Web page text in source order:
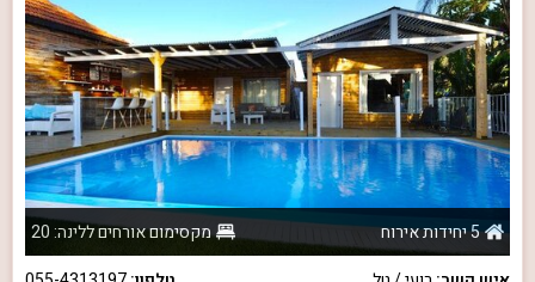
5 יחידות אירוח
מקסימום אורחים ללינה: 20